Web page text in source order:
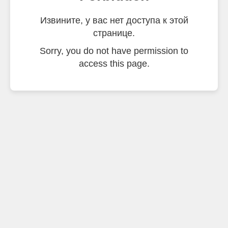
Извините, у вас нет доступа к этой
странице.
Sorry, you do not have permission to
access this page.